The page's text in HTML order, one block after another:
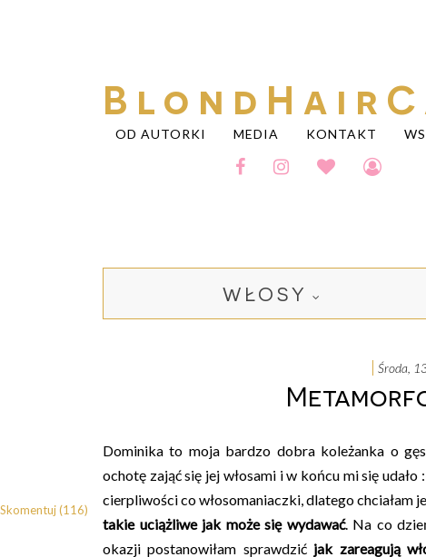
OD AUTORKI MEDIA KONTAKT
WŁOSY
środa,
Dominika to moja bardzo dobra koleżanka o
ochotę zająć się jej włosami i w końcu mi się
cierpliwości co włosomaniaczki, dlatego chciałam
takie uciążliwe jak może się wydawać. Na co
okazji postanowiłam sprawdzić jak zareagują
Skomentuj (116)